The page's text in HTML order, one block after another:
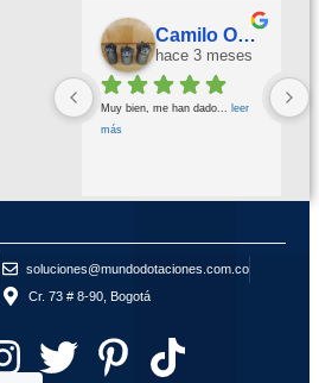
Camilo Ortegón
hace 3 meses
Muy bien, me han dado
leer
más
soluciones@mundodotaciones.com.co
Cr. 73 # 8-90, Bogotá